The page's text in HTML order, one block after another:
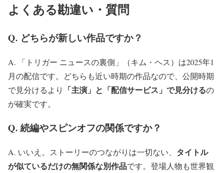
よくある勘違い・質問
Q. どちらが新しい作品ですか？
A. 「トリガー ニュースの裏側」（キム・ヘス）は2025年1
月の配信です。どちらも近い時期の作品なので、公開時期
で見分けるより
「主演」と「配信サービス」で見分けるの
が確実です。
Q. 続編やスピンオフの関係ですか？
A. いいえ。ストーリーのつながりは一切ない、 タイトル
が似ているだけの無関係な別作品です。登場人物も世界観